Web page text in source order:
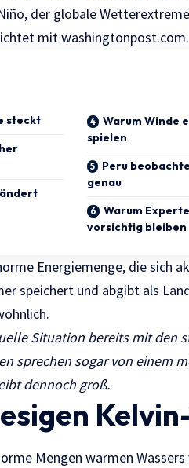
der globale
mitwashingtonpost.com.
steckt
Warum Winde
spielen
Peru
genau
Warum
vorsichtig bleiben
Energiemenge, die sich
speichert und abgibt als
Situation bereits mit den
sprechen sogar von einem
dennoch groß.
Mengen warmen